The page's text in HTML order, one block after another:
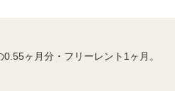
ヶ月分・フリーレント1ヶ月。